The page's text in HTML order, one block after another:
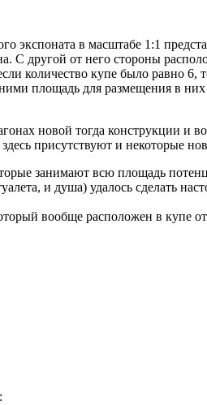
в масштабе 1:1
С другой от него стороны
количество купе было равно 6,
площадь для размещения в
новой тогда конструкции и
присутствуют и некоторые
занимают всю площадь
и душа) удалось сделать
вообще расположен в купе